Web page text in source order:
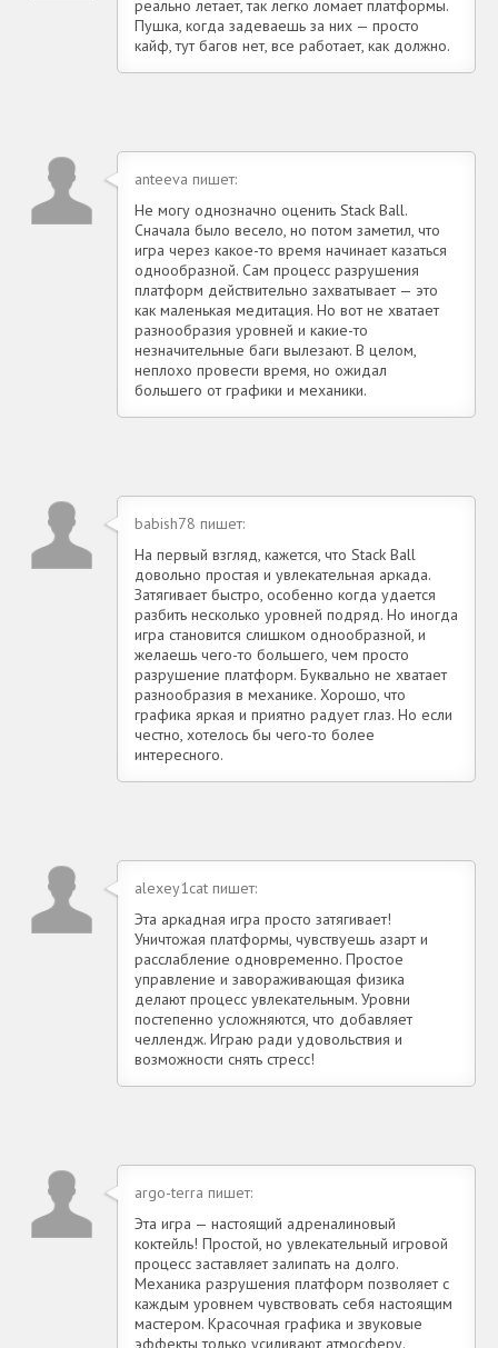
реально летает, так легко ломает платформы.
Пушка, когда задеваешь за них — просто
кайф, тут багов нет, все работает, как должно.
anteeva пишет:
Не могу однозначно оценить Stack Ball.
Сначала было весело, но потом заметил, что
игра через какое-то время начинает казаться
однообразной. Сам процесс разрушения
платформ действительно захватывает — это
как маленькая медитация. Но вот не хватает
разнообразия уровней и какие-то
незначительные баги вылезают. В целом,
неплохо провести время, но ожидал
большего от графики и механики.
babish78 пишет:
На первый взгляд, кажется, что Stack Ball
довольно простая и увлекательная аркада.
Затягивает быстро, особенно когда удается
разбить несколько уровней подряд. Но иногда
игра становится слишком однообразной, и
желаешь чего-то большего, чем просто
разрушение платформ. Буквально не хватает
разнообразия в механике. Хорошо, что
графика яркая и приятно радует глаз. Но если
честно, хотелось бы чего-то более
интересного.
alexey1cat пишет:
Эта аркадная игра просто затягивает!
Уничтожая платформы, чувствуешь азарт и
расслабление одновременно. Простое
управление и завораживающая физика
делают процесс увлекательным. Уровни
постепенно усложняются, что добавляет
челлендж. Играю ради удовольствия и
возможности снять стресс!
argo-terra пишет:
Эта игра — настоящий адреналиновый
коктейль! Простой, но увлекательный игровой
процесс заставляет залипать на долго.
Механика разрушения платформ позволяет с
каждым уровнем чувствовать себя настоящим
мастером. Красочная графика и звуковые
эффекты только усиливают атмосферу.